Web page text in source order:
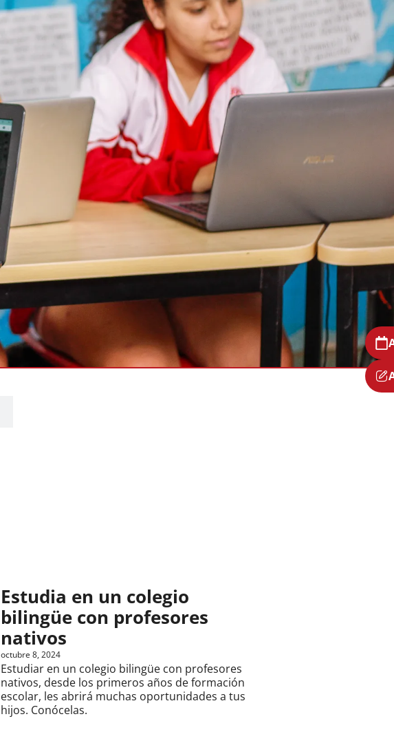
Estudia en un colegio
bilingüe con profesores
nativos
octubre 8, 2024
Estudiar en un colegio bilingüe con profesores
nativos, desde los primeros años de formación
escolar, les abrirá muchas oportunidades a tus
hijos. Conócelas.